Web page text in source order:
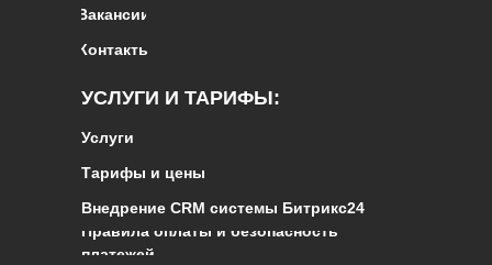
Контакты
Вакансии
Тарифы и цены
Внедрение CRM системы Битрикс24
Правила оплаты и безопасность
платежей
УСЛУГИ И ТАРИФЫ:
Услуги